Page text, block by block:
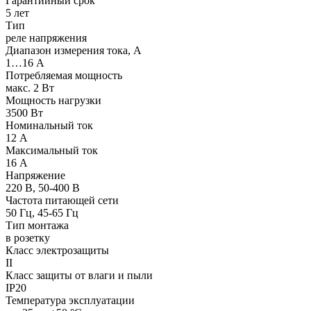
5 лет
Тип
реле напряжения
Диапазон измерения тока, А
1…16 А
Потребляемая мощность
макс. 2 Вт
Мощность нагрузки
3500 Вт
Номинальный ток
12 А
Максимальный ток
16 А
Напряжение
220 В, 50-400 В
Частота питающей сети
50 Гц, 45-65 Гц
Тип монтажа
в розетку
Класс электрозащиты
II
Класс защиты от влаги и пыли
IP20
Температура эксплуатации